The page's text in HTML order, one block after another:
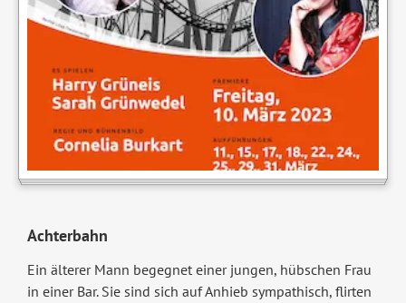
Achterbahn
Ein älterer Mann begegnet einer jungen, hübschen Frau
in einer Bar. Sie sind sich auf Anhieb sympathisch, flirten